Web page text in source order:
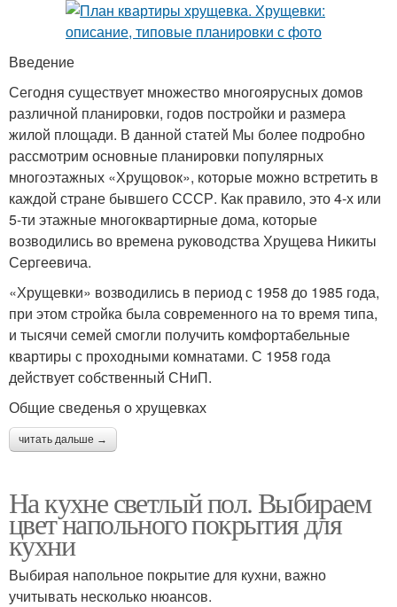
Введение
Сегодня существует множество многоярусных домов
различной планировки, годов постройки и размера
жилой площади. В данной статей Мы более подробно
рассмотрим основные планировки популярных
многоэтажных «Хрущовок», которые можно встретить в
каждой стране бывшего СССР. Как правило, это 4-х или
5-ти этажные многоквартирные дома, которые
возводились во времена руководства Хрущева Никиты
Сергеевича.
«Хрущевки» возводились в период с 1958 до 1985 года,
при этом стройка была современного на то время типа,
и тысячи семей смогли получить комфортабельные
квартиры с проходными комнатами. С 1958 года
действует собственный СНиП.
Общие сведенья о хрущевках
читать дальше →
На кухне светлый пол. Выбираем
цвет напольного покрытия для
кухни
Выбирая напольное покрытие для кухни, важно
учитывать несколько нюансов.